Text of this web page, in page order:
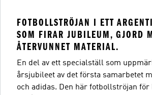
FOTBOLLSTRÖJAN I ETT
SOM FIRAR JUBILEUM, GJORD
ÅTERVUNNET MATERIAL.
En del av ett specialställ som
årsjubileet av det första samarbetet
och adidas. Den här fotbollströjan